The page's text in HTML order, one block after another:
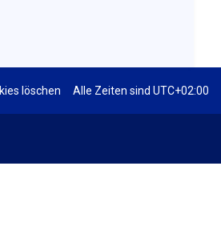
Alle Zeiten sind UTC+02:00
löschen